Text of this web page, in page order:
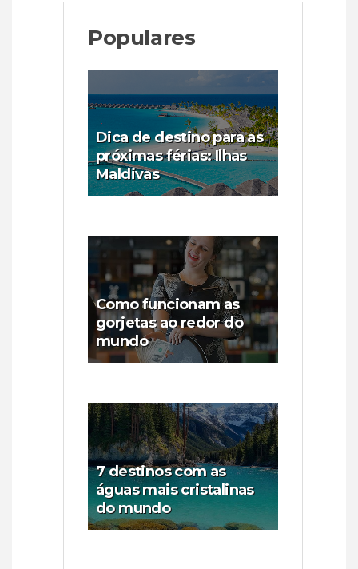
Populares
Dica de destino para as
próximas férias: Ilhas
Maldivas
Como funcionam as
gorjetas ao redor do
mundo
7 destinos com as
águas mais cristalinas
do mundo